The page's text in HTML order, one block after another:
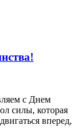
с Днем
силы, которая
вперед,